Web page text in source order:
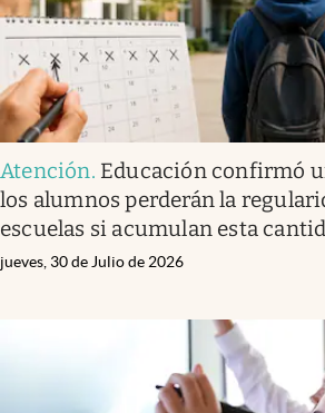
Atención. Educación confirmó
los alumnos perderán la
escuelas si acumulan esta
jueves, 30 de Julio de 2026